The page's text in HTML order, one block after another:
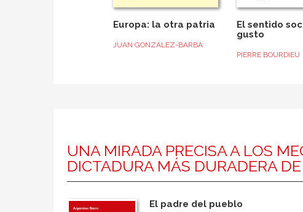
Europa: la otra patria
JUAN GONZÁLEZ-BARBA
El sentido
gusto
PIERRE BOURDIEU
UNA MIRADA PRECISA A LOS
DICTADURA MÁS DURADERA
El padre del pueblo